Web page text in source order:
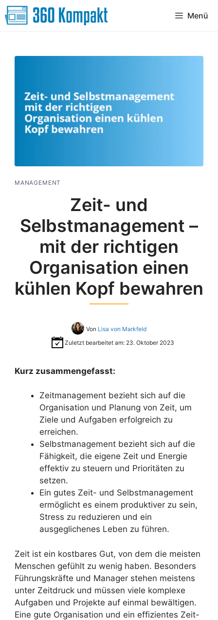
Zum
Inhalt
Menü
MANAGEMENT
Zeit- und
Selbstmanagement –
mit der richtigen
Organisation einen
kühlen Kopf bewahren
Von Lisa von Markfeld
Zuletzt bearbeitet am: 23. Oktober 2023
Kurz zusammengefasst:
Zeitmanagement bezieht sich auf die
Organisation und Planung von Zeit, um
Ziele und Aufgaben erfolgreich zu
erreichen.
Selbstmanagement bezieht sich auf die
Fähigkeit, die eigene Zeit und Energie
effektiv zu steuern und Prioritäten zu
setzen.
Ein gutes Zeit- und Selbstmanagement
ermöglicht es einem produktiver zu sein,
Stress zu reduzieren und ein
ausgeglichenes Leben zu führen.
Zeit ist ein kostbares Gut, von dem die meisten
Menschen gefühlt zu wenig haben. Besonders
Führungskräfte und Manager stehen meistens
unter Zeitdruck und müssen viele komplexe
Aufgaben und Projekte auf einmal bewältigen.
Eine gute Organisation und ein effizientes Zeit-